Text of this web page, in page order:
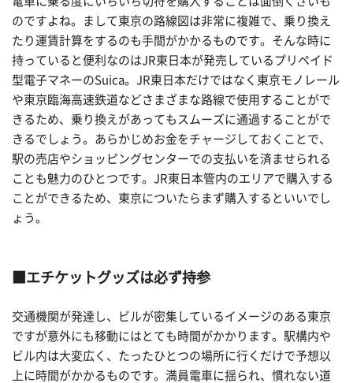
のですよね。まして東京の路線図は非常に複雑で、乗り換え
たり運賃計算をするのも手間がかかるものです。そんな時に
持っていると便利なのはJR東日本が発売しているプリペイド
型電子マネーのSuica。JR東日本だけではなく東京モノレール
や東京臨海高速鉄道などさまざまな路線で使用することがで
きるため、乗り換えがあってもスムーズに通過することがで
きるでしょう。あらかじめお金をチャージしておくことで、
駅の売店やショッピングセンターでの支払いを済ませられる
ことも魅力のひとつです。JR東日本管内のエリアで購入する
ことができるため、東京についたらまず購入するといいでし
ょう。
■エチケットグッズは必ず持参
交通機関が発達し、ビルが密集しているイメージのある東京
ですが意外にも移動にはとても時間がかかります。駅構内や
ビル内は大変広く、たったひとつの場所に行くだけで予想以
上に時間がかかるものです。満員電車に揺られ、慣れない道